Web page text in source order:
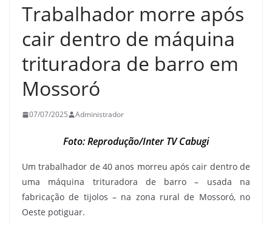
Trabalhador morre após
cair dentro de máquina
trituradora de barro em
Mossoró
07/07/2025 Administrador
Foto: Reprodução/Inter TV Cabugi
Um trabalhador de 40 anos morreu após cair dentro de
uma máquina trituradora de barro – usada na
fabricação de tijolos – na zona rural de Mossoró, no
Oeste potiguar.